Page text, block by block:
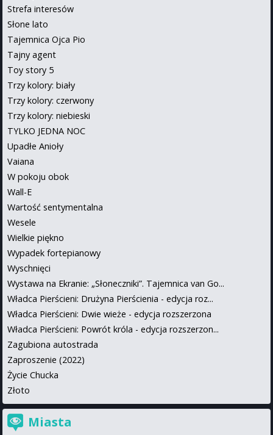
Strefa interesów
Słone lato
Tajemnica Ojca Pio
Tajny agent
Toy story 5
Trzy kolory: biały
Trzy kolory: czerwony
Trzy kolory: niebieski
TYLKO JEDNA NOC
Upadłe Anioły
Vaiana
W pokoju obok
Wall-E
Wartość sentymentalna
Wesele
Wielkie piękno
Wypadek fortepianowy
Wyschnięci
Wystawa na Ekranie: „Słoneczniki”. Tajemnica van Go...
Władca Pierścieni: Drużyna Pierścienia - edycja roz...
Władca Pierścieni: Dwie wieże - edycja rozszerzona
Władca Pierścieni: Powrót króla - edycja rozszerzon...
Zagubiona autostrada
Zaproszenie (2022)
Życie Chucka
Złoto
Miasta